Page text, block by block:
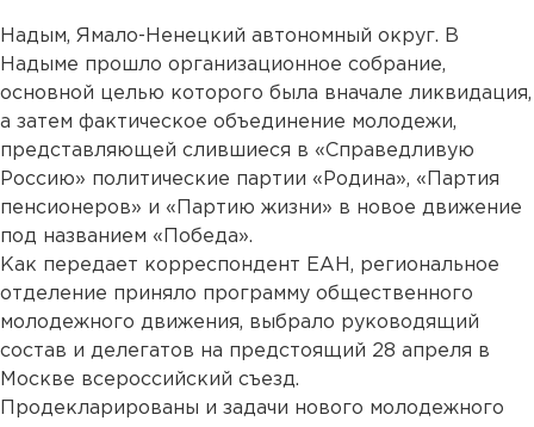
Надым, Ямало-Ненецкий автономный округ. В
Надыме прошло организационное собрание,
основной целью которого была вначале ликвидация,
а затем фактическое объединение молодежи,
представляющей слившиеся в «Справедливую
Россию» политические партии «Родина», «Партия
пенсионеров» и «Партию жизни» в новое движение
под названием «Победа».
Как передает корреспондент ЕАН, региональное
отделение приняло программу общественного
молодежного движения, выбрало руководящий
состав и делегатов на предстоящий 28 апреля в
Москве всероссийский съезд.
Продекларированы и задачи нового молодежного